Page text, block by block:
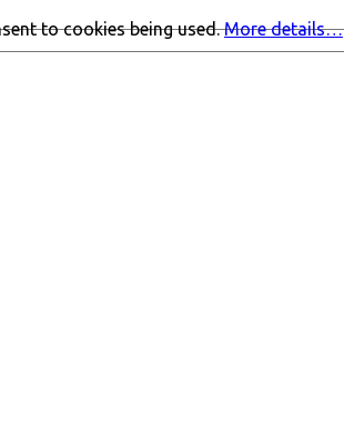
to cookies being used.More details…